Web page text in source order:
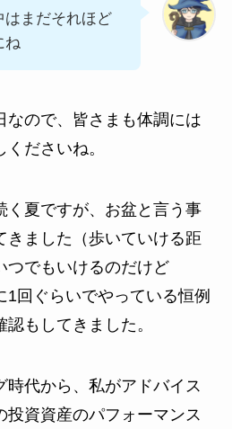
はまだそれほど
ね
なので、皆さまも体調には
ださいね。
く夏ですが、お盆と言う事
きました（歩いていける距
つでもいけるのだけど
1回ぐらいでやっている恒例
もしてきました。
時代から、私がアドバイス
投資資産のパフォーマンス